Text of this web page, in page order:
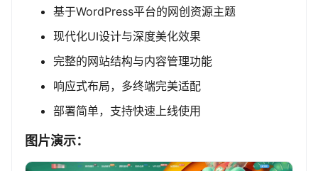
基于WordPress平台的网创资源主题
现代化UI设计与深度美化效果
完整的网站结构与内容管理功能
响应式布局，多终端完美适配
部署简单，支持快速上线使用
图片演示：